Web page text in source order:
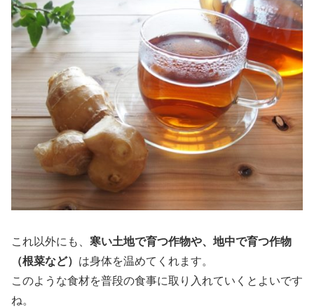
これ以外にも、 寒い土地で育つ作物や、地中で育つ作物
（根菜など） は身体を温めてくれます。
このような食材を普段の食事に取り入れていくとよいです
ね。